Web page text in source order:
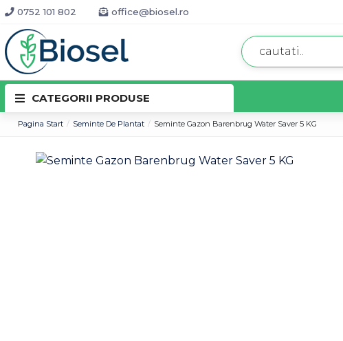
0752 101 802 office@biosel.ro
CATEGORII PRODUSE
Pagina Start Seminte De Plantat Seminte Gazon Barenbrug Water Saver 5 KG